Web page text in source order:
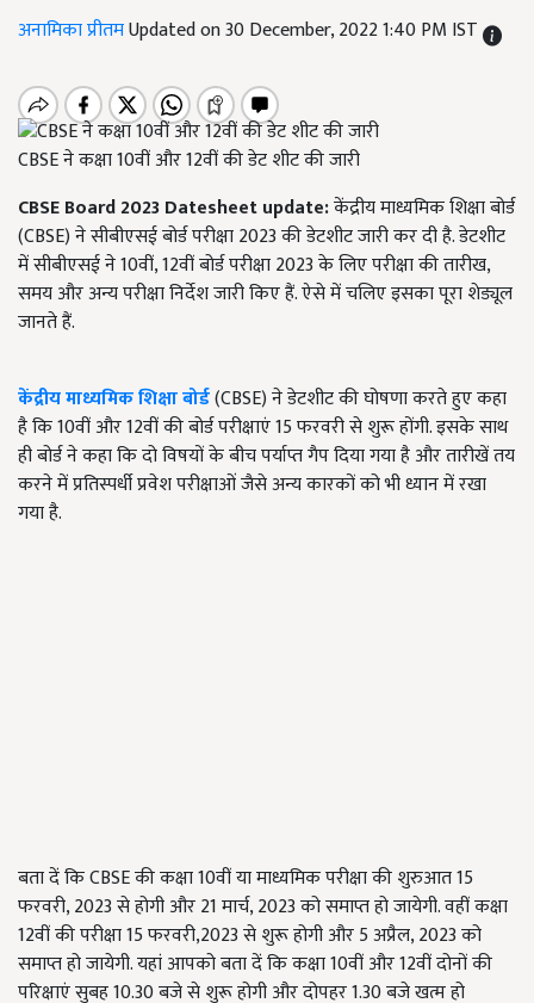
अनामिका प्रीतमUpdated on 30 December, 2022 1:40 PM IST
CBSE ने कक्षा 10वीं और 12वीं की डेट शीट की जारी
CBSEBoard2023Datesheet update:केंद्रीय माध्यमिक शिक्षा बोर्ड
(CBSE) ने सीबीएसई बोर्ड परीक्षा 2023 की डेटशीट जारी कर दी है. डेटशीट
में सीबीएसई ने 10वीं, 12वीं बोर्ड परीक्षा 2023 के लिए परीक्षा की तारीख,
समय और अन्य परीक्षा निर्देश जारी किए हैं. ऐसे में चलिए इसका पूरा शेड्यूल
जानते हैं.
केंद्रीय माध्यमिक शिक्षा बोर्ड(CBSE) ने डेटशीट की घोषणा करते हुए कहा
है कि 10वीं और 12वीं की बोर्ड परीक्षाएं 15 फरवरी से शुरू होंगी. इसके साथ
ही बोर्ड ने कहा कि दो विषयों के बीच पर्याप्त गैप दिया गया है और तारीखें तय
करने में प्रतिस्पर्धी प्रवेश परीक्षाओं जैसे अन्य कारकों को भी ध्यान में रखा
गया है.
बता दें कि CBSE की कक्षा 10वीं या माध्यमिक परीक्षा की शुरुआत 15
फरवरी, 2023 से होगी और 21 मार्च, 2023 को समाप्त हो जायेगी. वहीं कक्षा
12वीं की परीक्षा 15 फरवरी,2023 से शुरू होगी और 5 अप्रैल, 2023 को
समाप्त हो जायेगी. यहां आपको बता दें कि कक्षा 10वीं और 12वीं दोनों की
परिक्षाएं सुबह 10.30 बजे से शुरू होगी और दोपहर 1.30 बजे खत्म हो